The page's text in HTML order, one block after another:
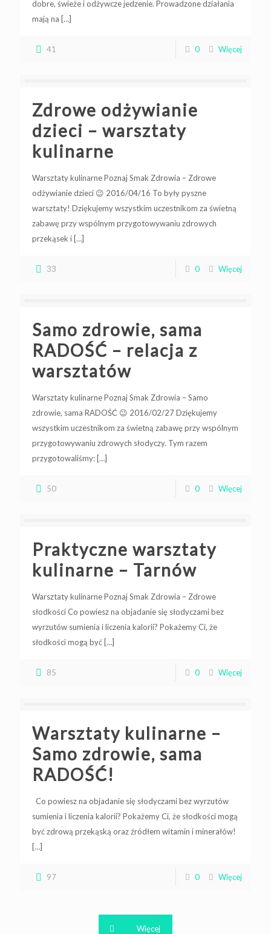
dobre, świeże i odżywcze jedzenie. Prowadzone działania
mają na […]
41 0 Więcej
Zdrowe odżywianie
dzieci – warsztaty
kulinarne
Warsztaty kulinarne Poznaj Smak Zdrowia – Zdrowe
odżywianie dzieci 😉 2016/04/16 To były pyszne
warsztaty! Dziękujemy wszystkim uczestnikom za świetną
zabawę przy wspólnym przygotowywaniu zdrowych
przekąsek i […]
33 0 Więcej
Samo zdrowie, sama
RADOŚĆ – relacja z
warsztatów
Warsztaty kulinarne Poznaj Smak Zdrowia – Samo
zdrowie, sama RADOŚĆ 😉 2016/02/27 Dziękujemy
wszystkim uczestnikom za świetną zabawę przy wspólnym
przygotowywaniu zdrowych słodyczy. Tym razem
przygotowaliśmy: […]
50 0 Więcej
Praktyczne warsztaty
kulinarne – Tarnów
Warsztaty kulinarne Poznaj Smak Zdrowia – Zdrowe
słodkości Co powiesz na objadanie się słodyczami bez
wyrzutów sumienia i liczenia kalorii? Pokażemy Ci, że
słodkości mogą być […]
85 0 Więcej
Warsztaty kulinarne –
Samo zdrowie, sama
RADOŚĆ!
Co powiesz na objadanie się słodyczami bez wyrzutów
sumienia i liczenia kalorii? Pokażemy Ci, że słodkości mogą
być zdrową przekąską oraz źródłem witamin i minerałów!
[…]
97 0 Więcej
Więcej